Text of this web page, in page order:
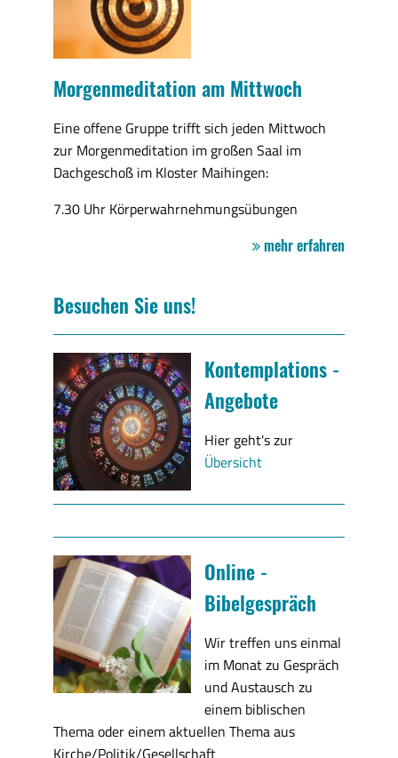
Morgenmeditation am Mittwoch
Eine offene Gruppe trifft sich jeden Mittwoch
zur Morgenmeditation im großen Saal im
Dachgeschoß im Kloster Maihingen:
7.30 Uhr Körperwahrnehmungsübungen
mehr erfahren
Besuchen Sie uns!
Kontemplations -
Angebote
Hier geht's zur
Übersicht
Online -
Bibelgespräch
Wir treffen uns einmal
im Monat zu Gespräch
und Austausch zu
einem biblischen
Thema oder einem aktuellen Thema aus
Kirche/Politik/Gesellschaft